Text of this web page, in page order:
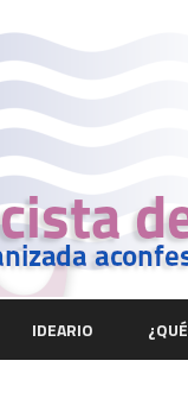
Saltar
contenido
IDEARIO